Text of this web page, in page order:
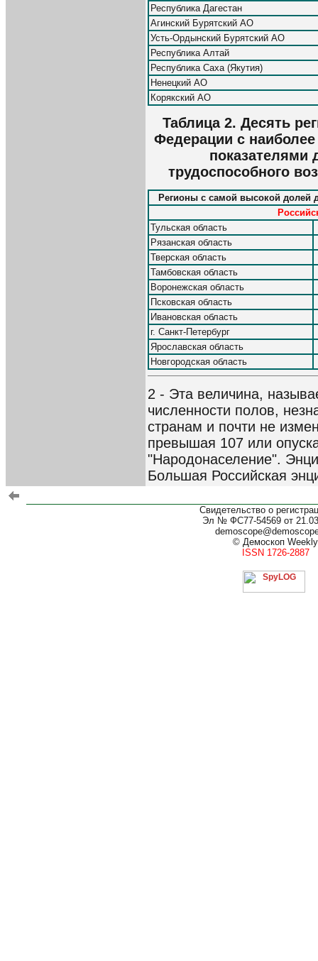
Республика Дагестан
Агинский Бурятский АО
Усть-Ордынский Бурятский АО
Республика Алтай
Республика Саха (Якутия)
Ненецкий АО
Корякский АО
Таблица 2. Десять
Федерации с
показателями
трудоспособного
Регионы с самой высокой долей
Тульская область
Рязанская область
Тверская область
Тамбовская область
Воронежская область
Псковская область
Ивановская область
г. Санкт-Петербург
Ярославская область
Новгородская область
2 - Эта величина,
численности полов,
странам и почти не
превышая 107 или
"Народонаселение".
Большая Российская
Свидетельство о
Эл № ФС77-54569 от
© Демоскоп Weekly
ISSN 1726-2887